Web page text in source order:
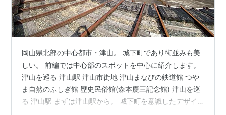
岡山県北部の中心都市・津山。 城下町であり街並みも美
しい。 前編では中心部のスポットを中心に紹介します。
津山を巡る 津山駅 津山市街地 津山まなびの鉄道館 つや
ま自然のふしぎ館 歴史民俗館(森本慶三記念館) 津山を巡
る 津山駅 まずは津山駅から。 城下町を意識したデザイ